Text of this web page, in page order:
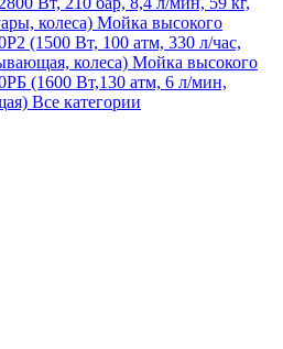
колеса) Мойка высокого
(1500 Вт, 100 атм, 330 л/час,
колеса) Мойка высокого
(1600 Вт,130 атм, 6 л/мин,
Все категории